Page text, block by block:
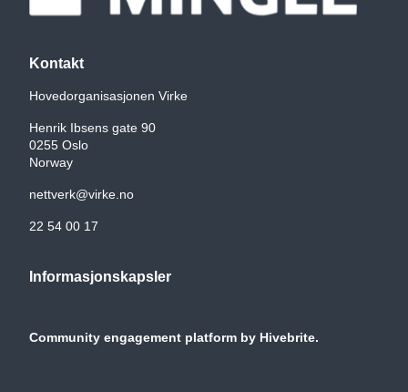
Kontakt
Hovedorganisasjonen Virke
Henrik Ibsens gate 90
0255 Oslo
Norway
nettverk@virke.no
22 54 00 17
Informasjonskapsler
Community engagement platform by Hivebrite.